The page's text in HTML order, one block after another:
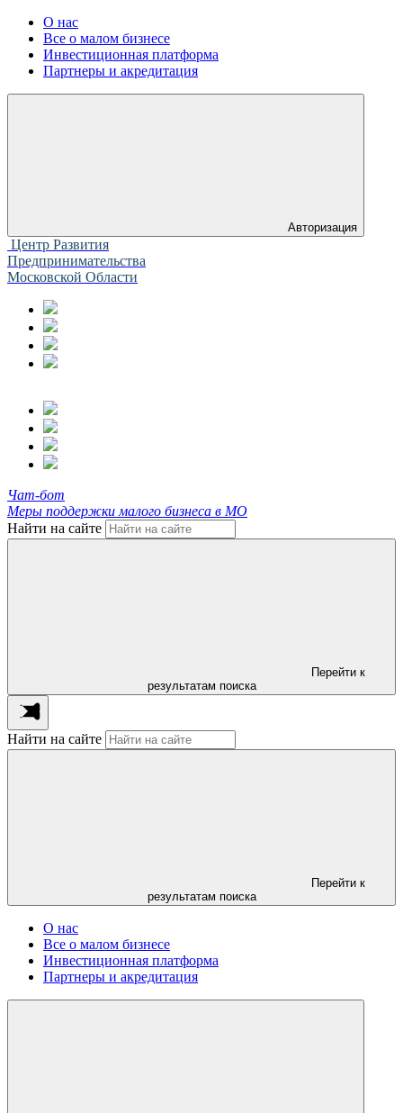
О нас
Все о малом бизнесе
Инвестиционная платформа
Партнеры и акредитация
Авторизация
Центр Развития
Предпринимательства
Московской Области
Чат-бот
Меры поддержки малого бизнеса в МО
Найти на сайте
Перейти к
результатам поиска
Найти на сайте
Перейти к
результатам поиска
О нас
Все о малом бизнесе
Инвестиционная платформа
Партнеры и акредитация